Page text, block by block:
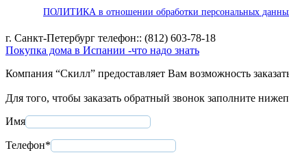
ПОЛИТИКА в отношении обработки персональных
г. Санкт-Петербург телефон:: (812) 603-78-18
Покупка дома в Испании -что надо знать
Компания “Скилл” предоставляет Вам возможность
Для того, чтобы заказать обратный звонок заполните
Имя
Телефон*